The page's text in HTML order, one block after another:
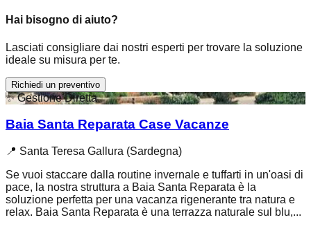
Hai bisogno di aiuto?
Lasciati consigliare dai nostri esperti per trovare la soluzione
ideale su misura per te.
Richiedi un preventivo
✨Gestione Diretta
Baia Santa Reparata Case Vacanze
📍 Santa Teresa Gallura (Sardegna)
Se vuoi staccare dalla routine invernale e tuffarti in un'oasi di
pace, la nostra struttura a Baia Santa Reparata è la
soluzione perfetta per una vacanza rigenerante tra natura e
relax. Baia Santa Reparata è una terrazza naturale sul blu,...